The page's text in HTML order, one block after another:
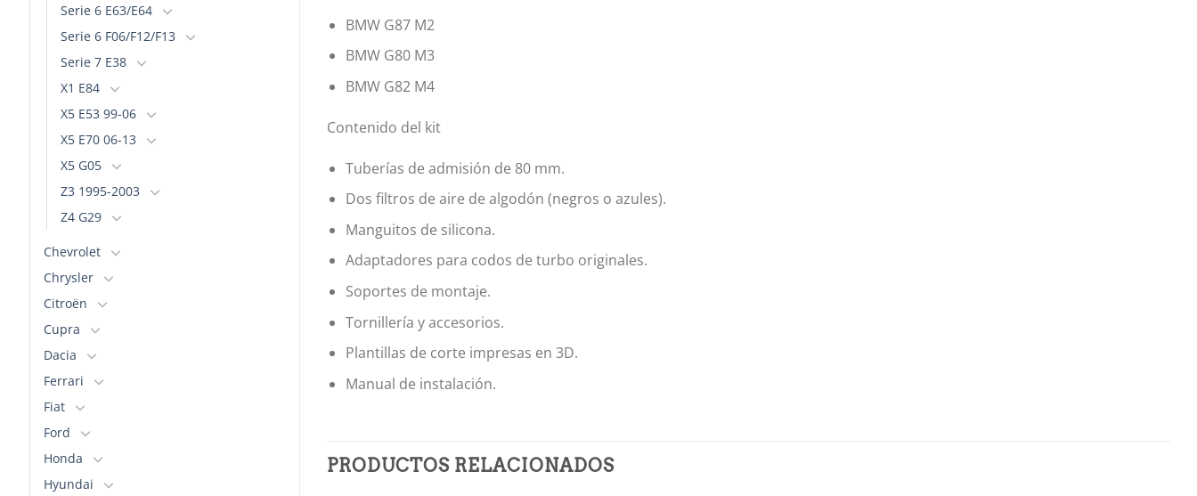
Serie 6 E63/E64
Serie 6 F06/F12/F13
Serie 7 E38
X1 E84
X5 E53 99-06
X5 E70 06-13
X5 G05
Z3 1995-2003
Z4 G29
Chevrolet
Chrysler
Citroën
Cupra
Dacia
Ferrari
Fiat
Ford
Honda
Hyundai
BMW G87 M2
BMW G80 M3
BMW G82 M4
Contenido del kit
Tuberías de admisión de 80 mm.
Dos filtros de aire de algodón (negros o azules).
Manguitos de silicona.
Adaptadores para codos de turbo originales.
Soportes de montaje.
Tornillería y accesorios.
Plantillas de corte impresas en 3D.
Manual de instalación.
PRODUCTOS RELACIONADOS